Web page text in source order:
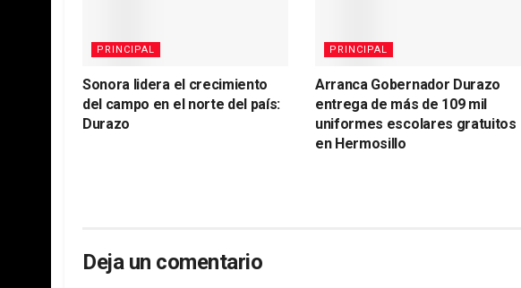
PRINCIPAL
Sonora lidera el crecimiento
del campo en el norte del país:
Durazo
PRINCIPAL
Arranca Gobernador Durazo
entrega de más de 109 mil
uniformes escolares gratuitos
en Hermosillo
Deja un comentario